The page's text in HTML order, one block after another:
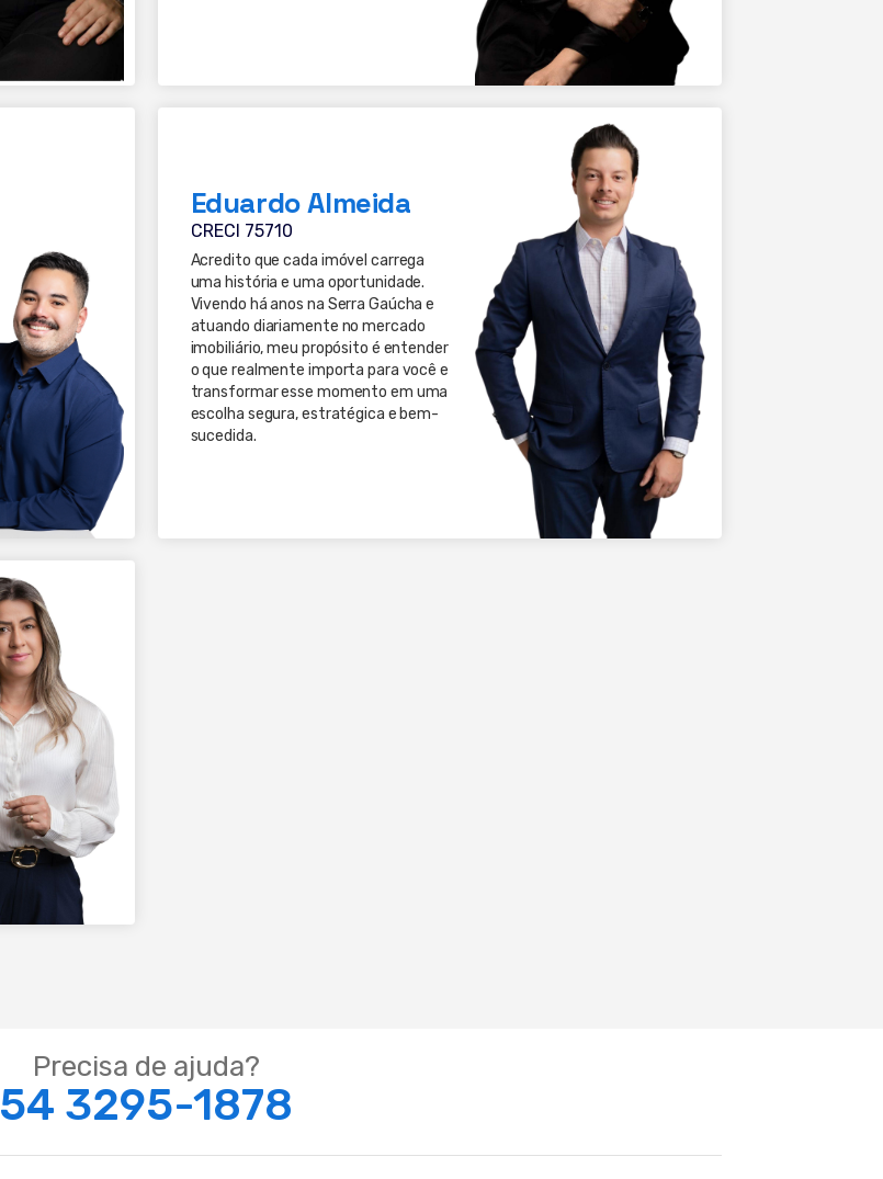
Eduardo Almeida
CRECI 75710
Acredito que cada imóvel carrega
uma história e uma oportunidade.
Vivendo há anos na Serra Gaúcha e
atuando diariamente no mercado
imobiliário, meu propósito é entender
o que realmente importa para você e
transformar esse momento em uma
escolha segura, estratégica e bem-
sucedida.
Precisa de ajuda?
54 3295-1878